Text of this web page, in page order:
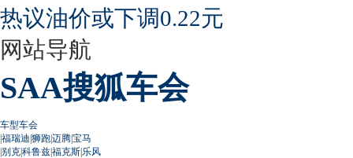
热议油价或下调0.22元
网站导航
SAA搜狐车会
车型车会
|福瑞迪|狮跑|迈腾|宝马
|别克|科鲁兹|福克斯|乐风